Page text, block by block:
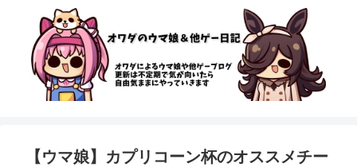
【ウマ娘】カプリコーン杯のオススメチー